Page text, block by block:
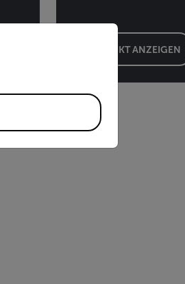
PRODUKT ANZEIGEN
version of our website.